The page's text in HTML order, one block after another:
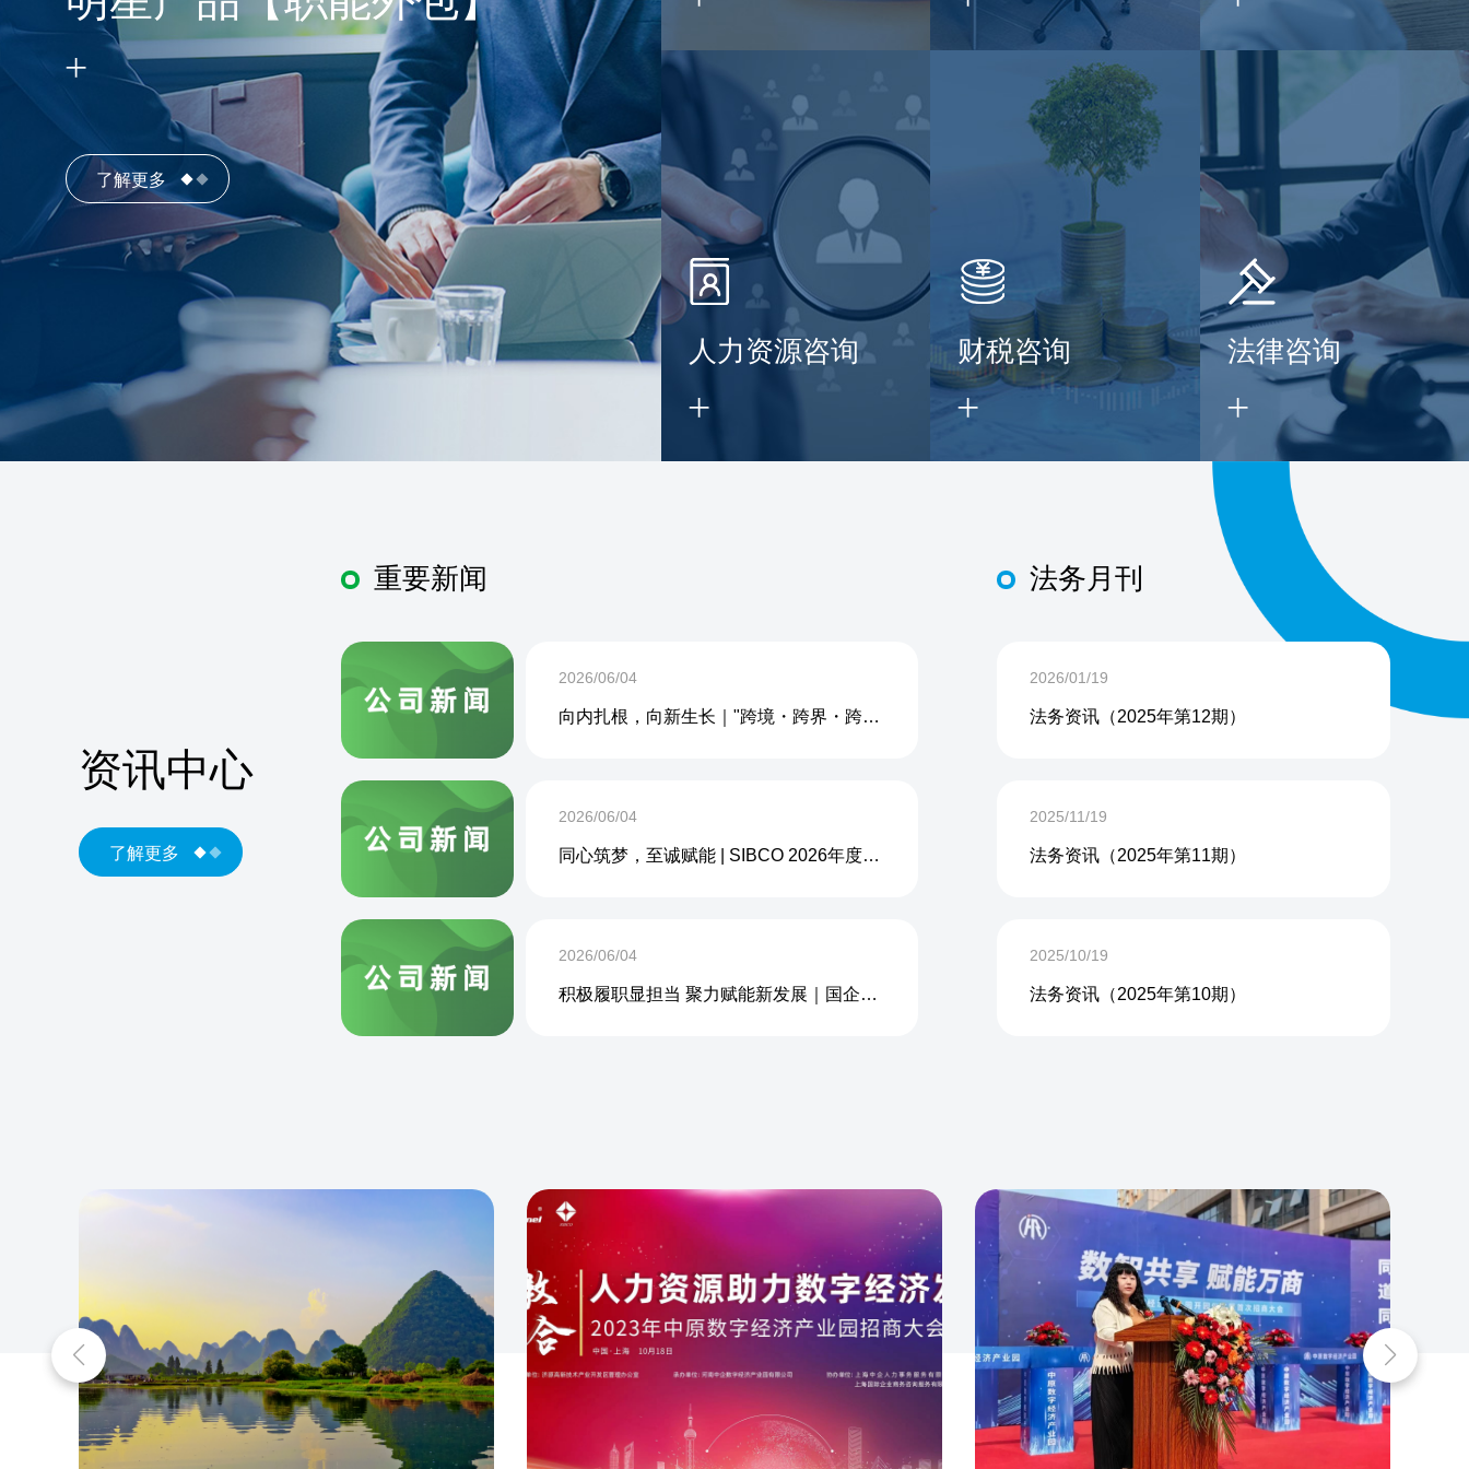
了解更多
人力资源咨询 财税咨询 法律咨询
资讯中心
了解更多
重要新闻
2026/06/04
向内扎根，向新生长｜"跨境・跨界・跨周期企业内生力沙龙"成功举办
2026/06/04
同心筑梦，至诚赋能 | SIBCO 2026年度团建活动圆满收官
2026/06/04
积极履职显担当 聚力赋能新发展｜国企商务&中企人力出席上海现代服务业联合会第五届会员大会第三次会议暨2026服务业高质量发展大会
法务月刊
2026/01/19
法务资讯（2025年第12期）
2025/11/19
法务资讯（2025年第11期）
2025/10/19
法务资讯（2025年第10期）